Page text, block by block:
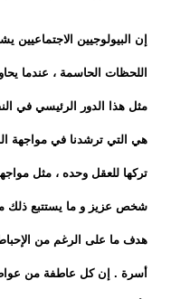
إن البيولوجيين
اللحظات الحاسمة ، عندما
مثل هذا الدور الرئيسي في
هي التي ترشدنا في مواجهة
تركها للعقل وحده ، مثل
شخص عزيز و ما يستتبع ذلك
هدف ما على الرغم من الإحباط
أسرة . إن كل عاطفة من